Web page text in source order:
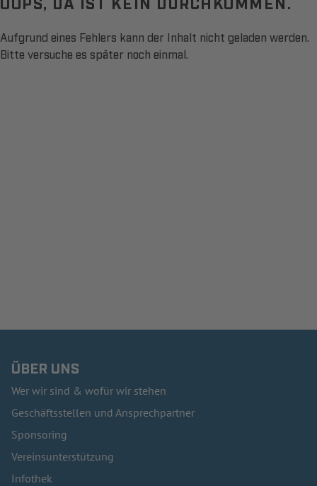
Aufgrund eines Fehlers kann der Inhalt nicht geladen werden.
Bitte versuche es später noch einmal.
ÜBER UNS
Wer wir sind & wofür wir stehen
Geschäftsstellen und Ansprechpartner
Sponsoring
Vereinsunterstützung
Infothek